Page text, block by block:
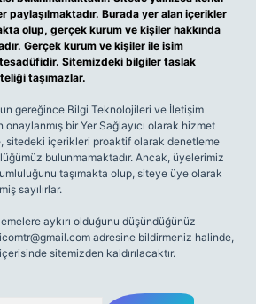
paylaşılmaktadır. Burada yer alan içerikler
olup, gerçek kurum ve kişiler hakkında
Gerçek kurum ve kişiler ile isim
Sitemizdeki bilgiler taslak
taşımazlar.
gereğince Bilgi Teknolojileri ve İletişim
onaylanmış bir Yer Sağlayıcı olarak hizmet
sitedeki içerikleri proaktif olarak denetleme
bulunmamaktadır. Ancak, üyelerimiz
taşımakta olup, siteye üye olarak
sayılırlar.
aykırı olduğunu düşündüğünüz
adresine bildirmeniz halinde,
sitemizden kaldırılacaktır.